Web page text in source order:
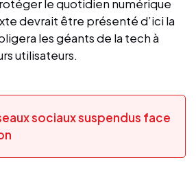
le quotidien numérique
devrait être présenté d’ici la
les géants de la tech à
utilisateurs.
sociaux suspendus face